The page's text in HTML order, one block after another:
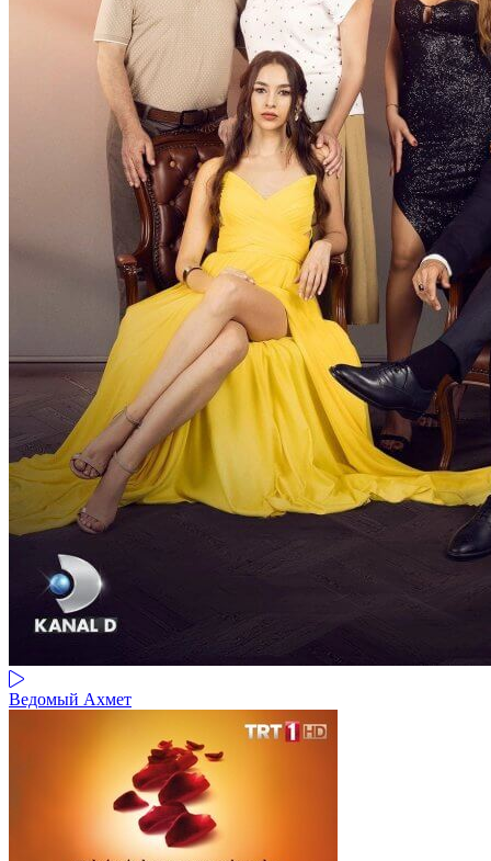
Ведомый Ахмет